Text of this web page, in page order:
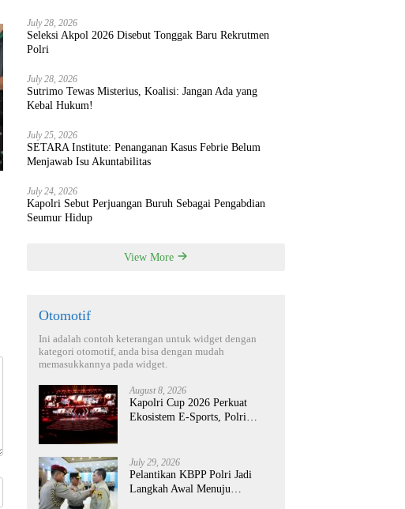
July 28, 2026
Seleksi Akpol 2026 Disebut Tonggak Baru Rekrutmen
Polri
July 28, 2026
Sutrimo Tewas Misterius, Koalisi: Jangan Ada yang
Kebal Hukum!
July 25, 2026
SETARA Institute: Penanganan Kasus Febrie Belum
Menjawab Isu Akuntabilitas
July 24, 2026
Kapolri Sebut Perjuangan Buruh Sebagai Pengabdian
Seumur Hidup
View More
Otomotif
Ini adalah contoh keterangan untuk widget dengan
kategori otomotif, anda bisa dengan mudah
memasukkannya pada widget.
August 8, 2026
Kapolri Cup 2026 Perkuat
Ekosistem E-Sports, Polri
July 29, 2026
Pelantikan KBPP Polri Jadi
Langkah Awal Menuju